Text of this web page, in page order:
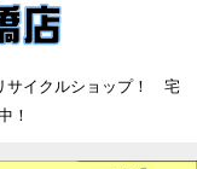
サイクルショップ！ 宅
！